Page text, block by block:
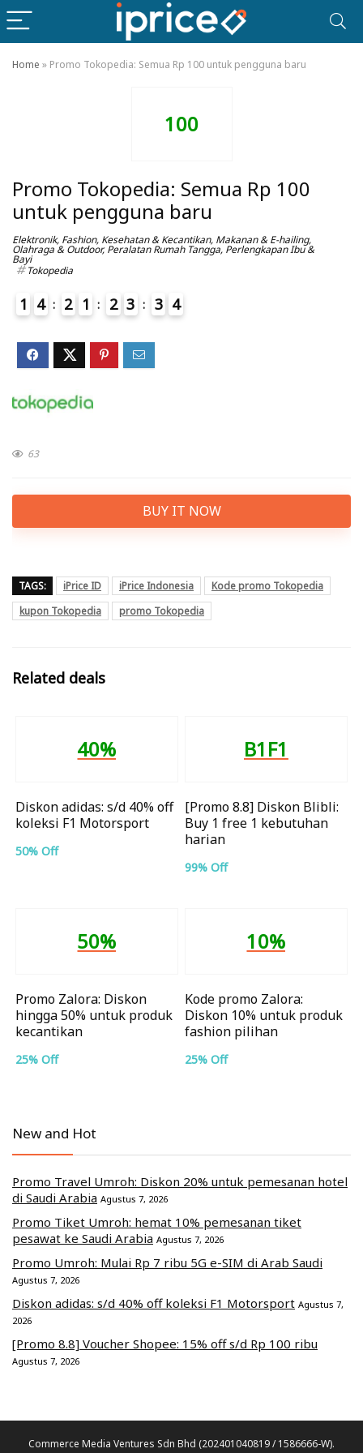
Home » Promo Tokopedia: Semua Rp 100 untuk pengguna baru
100
Promo Tokopedia: Semua Rp 100
untuk pengguna baru
Elektronik, Fashion, Kesehatan & Kecantikan, Makanan & E-hailing,
Olahraga & Outdoor,Peralatan Rumah Tangga, Perlengkapan Ibu &
Bayi
Tokopedia
1 4 2 1 2 3 3 4
63
BUY IT NOW
TAGS: iPrice ID iPrice Indonesia
Kode promo Tokopedia
kupon Tokopedia
promo Tokopedia
Related deals
40%
Diskon adidas: s/d 40% off
koleksi F1 Motorsport
50% Off
B1F1
[Promo 8.8] Diskon Blibli:
Buy 1 free 1 kebutuhan
harian
99% Off
50%
Promo Zalora: Diskon
hingga 50% untuk produk
kecantikan
25% Off
10%
Kode promo Zalora:
Diskon 10% untuk produk
fashion pilihan
25% Off
New and Hot
Promo Travel Umroh: Diskon 20% untuk pemesanan hotel
di Saudi Arabia Agustus 7, 2026
Promo Tiket Umroh: hemat 10% pemesanan tiket
pesawat ke Saudi Arabia Agustus 7, 2026
Promo Umroh: Mulai Rp 7 ribu 5G e-SIM di Arab Saudi
Agustus 7, 2026
Diskon adidas: s/d 40% off koleksi F1 Motorsport Agustus 7,
2026
[Promo 8.8] Voucher Shopee: 15% off s/d Rp 100 ribu
Agustus 7, 2026
Commerce Media Ventures Sdn Bhd (202401040819 / 1586666-W).